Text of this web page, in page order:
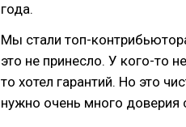
года.
Мы стали топ-
это не принесло. У кого-то
то хотел гарантий. Но это
нужно очень много доверия